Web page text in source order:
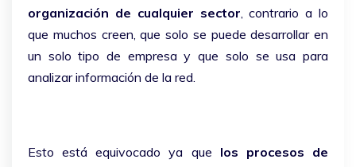
organización de cualquier sector , contrario a lo
que muchos creen, que solo se puede desarrollar en
un solo tipo de empresa y que solo se usa para
analizar información de la red.
Esto está equivocado ya que los procesos de